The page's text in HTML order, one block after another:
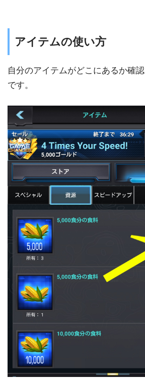
アイテムの使い方
自分のアイテムがどこにあるか確
です。